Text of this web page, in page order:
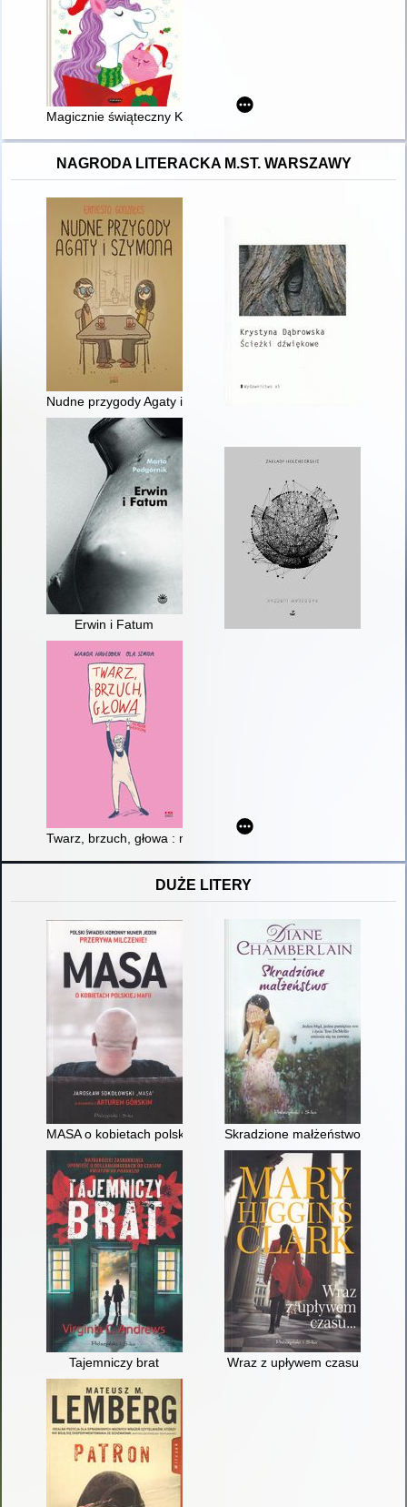
Magicznie świąteczny Kociorożec
NAGRODA LITERACKA M.ST. WARSZAWY
Nudne przygody Agaty i Szymona
Erwin i Fatum
Twarz, brzuch, głowa : memeuar graficzny
DUŻE LITERY
MASA o kobietach polskiej mafiiSkradzione małżeństwo
Tajemniczy brat Wraz z upływem czasu